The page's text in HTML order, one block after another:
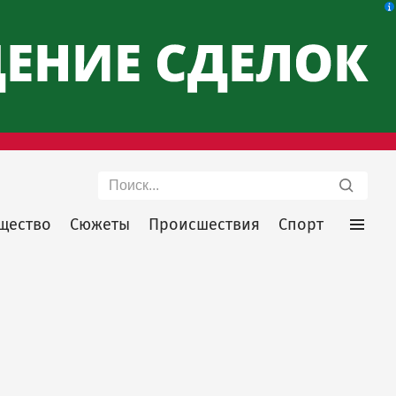
Поиск
Сюжеты Происшествия Спорт